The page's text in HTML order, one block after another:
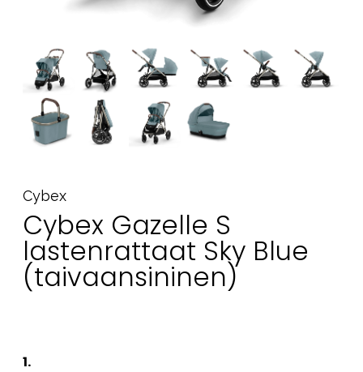
Cybex
Cybex Gazelle S
lastenrattaat Sky Blue
(taivaansininen)
1.
Aurinko ja uinti Outlet
Opas
Ota meihin yhteyttä osoitteessa